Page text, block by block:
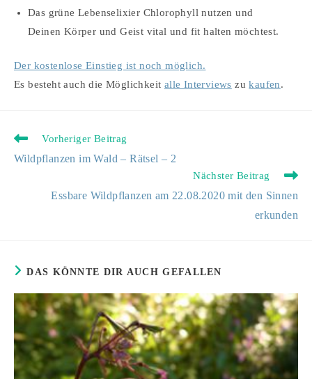
Das grüne Lebenselixier Chlorophyll nutzen und
Deinen Körper und Geist vital und fit halten möchtest.
Der kostenlose Einstieg ist noch möglich.
Es besteht auch die Möglichkeit alle Interviews zukaufen.
Weitere
ansehen
Vorheriger Beitrag
Wildpflanzen im Wald – Rätsel – 2
Nächster Beitrag
Essbare Wildpflanzen am 22.08.2020 mit den Sinnen
erkunden
DAS KÖNNTE DIR AUCH GEFALLEN